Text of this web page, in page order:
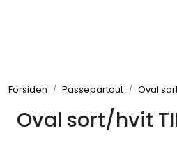
Forsiden Passepartout Oval
Oval sort/hvit
Passepartout
Tilbehør til innramming